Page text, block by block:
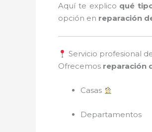
Aquí te explico qué
opción en reparación
Servicio profesional
Ofrecemos reparación
Casas
Departamentos